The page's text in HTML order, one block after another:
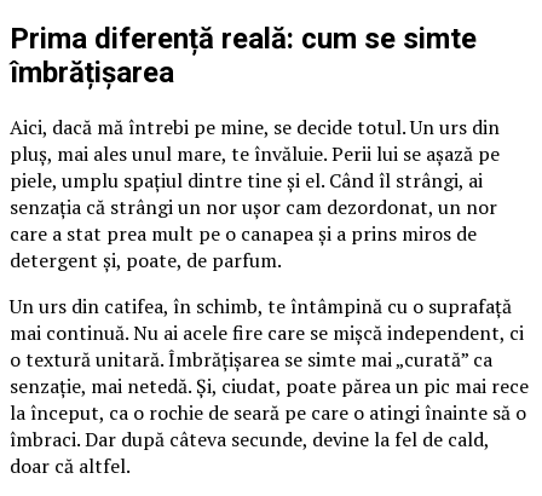
Prima diferență reală: cum se simte
îmbrățișarea
Aici, dacă mă întrebi pe mine, se decide totul. Un urs din
pluș, mai ales unul mare, te învăluie. Perii lui se așază pe
piele, umplu spațiul dintre tine și el. Când îl strângi, ai
senzația că strângi un nor ușor cam dezordonat, un nor
care a stat prea mult pe o canapea și a prins miros de
detergent și, poate, de parfum.
Un urs din catifea, în schimb, te întâmpină cu o suprafață
mai continuă. Nu ai acele fire care se mișcă independent, ci
o textură unitară. Îmbrățișarea se simte mai „curată” ca
senzație, mai netedă. Și, ciudat, poate părea un pic mai rece
la început, ca o rochie de seară pe care o atingi înainte să o
îmbraci. Dar după câteva secunde, devine la fel de cald,
doar că altfel.